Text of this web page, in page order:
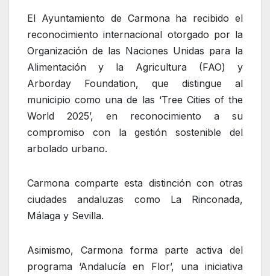
El Ayuntamiento de Carmona ha recibido el
reconocimiento internacional otorgado por la
Organización de las Naciones Unidas para la
Alimentación y la Agricultura (FAO) y
Arborday Foundation, que distingue al
municipio como una de las ‘Tree Cities of the
World 2025’, en reconocimiento a su
compromiso con la gestión sostenible del
arbolado urbano.
Carmona comparte esta distinción con otras
ciudades andaluzas como La Rinconada,
Málaga y Sevilla.
Asimismo, Carmona forma parte activa del
programa ‘Andalucía en Flor’, una iniciativa